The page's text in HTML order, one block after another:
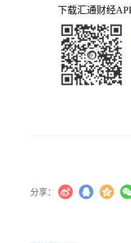
下载汇通财经
分享：